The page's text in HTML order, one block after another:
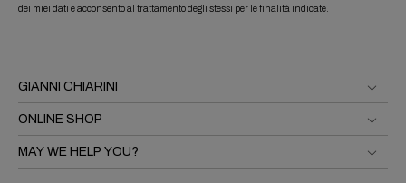
GIANNI CHIARINI
ONLINE SHOP
MAY WE HELP YOU?
dei miei dati e acconsento al trattamento degli stessi per le finalità indicate.